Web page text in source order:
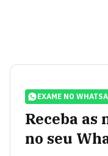
EXAME NO
Receba as
no seu